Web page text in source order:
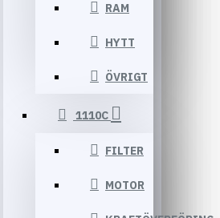
RAM
HYTT
ÖVRIGT
1110C
FILTER
MOTOR